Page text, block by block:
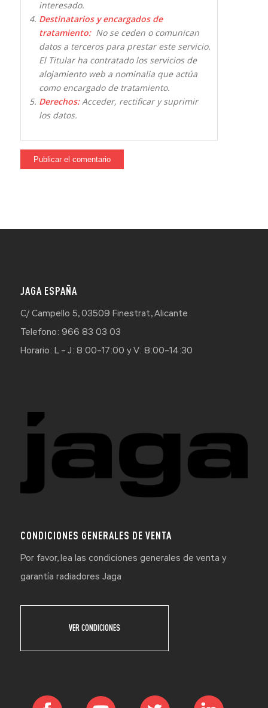
interesado.
Destinatarios y encargados de
tratamiento:No se ceden o comunican
datos a terceros para prestar este servicio.
El Titular ha contratado los servicios de
alojamiento web a nominalia que actúa
como encargado de tratamiento.
Derechos:Acceder, rectificar y suprimir
los datos.
JAGA ESPAÑA
C/ Campello 5, 03509 Finestrat, Alicante
Telefono: 966 83 03 03
Horario: L – J: 8:00–17:00 y V: 8:00–14:30
CONDICIONES GENERALES DE VENTA
Por favor, lea las condiciones generales de venta y
garantía radiadores Jaga
VER CONDICIONES